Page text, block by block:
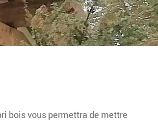
bois vous permettra de mettre